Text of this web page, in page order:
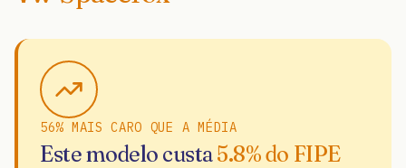
56% MAIS CARO QUE A MÉDIA
Este modelo custa5.8% do FIPE